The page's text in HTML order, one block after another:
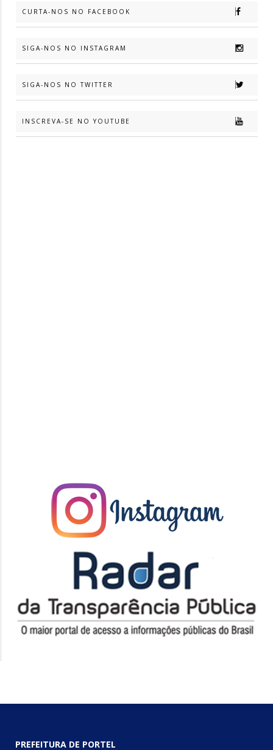
CURTA-NOS NO FACEBOOK
SIGA-NOS NO INSTAGRAM
SIGA-NOS NO TWITTER
INSCREVA-SE NO YOUTUBE
PREFEITURA DE PORTEL